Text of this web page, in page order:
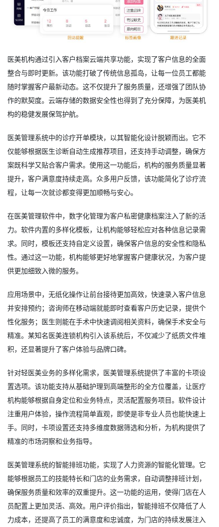
医美机构通过引入客户档案云端共享功能，实现了客户信息的全面
整合与即时更新。该功能打破了传统信息孤岛，让每一位员工都能
随时掌握客户最新动态。这不仅提升了服务质量，还增强了团队协
作的默契度。云端存储的数据安全性也得到了充分保障，为医美机
构的稳健发展保驾护航。
医美管理系统中的诊疗开单模块，以其智能化设计脱颖而出。它不
仅能够根据医生诊断自动生成推荐项目，还支持手动调整，确保方
案既科学又贴合客户需求。使用这一功能后，机构的服务质量显著
提升，客户满意度持续走高。众多用户反馈，该功能简化了诊疗流
程，让每一次就诊都变得更加顺畅与安心。
在医美管理软件中，数字化管理为客户私密健康档案注入了新的活
力。软件内置的多样化模板，让机构能够轻松应对各种信息记录需
求。同时，模板还支持自定义设置，确保客户信息的安全性和隐私
性。通过这一功能，机构能够更好地掌握客户健康状况，为客户提
供更加细致入微的服务。
应用场景中，无纸化操作让前台接待更加高效，快速录入客户信息
并安排预约；咨询师在移动端就能即时查看客户历史记录，提供个
性化服务；医生则能在手术中快速调阅相关资料，确保手术安全与
精准。某知名医美连锁机构引入该系统后，不仅减少了纸质文件堆
积，还显著提升了客户体验与品牌口碑。
针对轻医美业务的多样化需求，医美管理系统提供了丰富的卡项设
置选项。该功能支持从基础护理到高端整形的全方位覆盖，让医疗
机构能够根据自身定位和业务特点，灵活配置服务项目。软件设计
注重用户体验，操作流程简单直观，即使是非专业人员也能快速上
手。同时，卡项设置还支持多维度数据筛选和分析，为机构提供了
精准的市场洞察和业务指导。
医美管理系统的智能排班功能，实现了人力资源的智能化管理。它
能够根据员工的技能特长和门店的业务需求，自动调整排班计划，
确保服务质量和效率的双重提升。这一功能的运用，使得门店在人
员配置上更加灵活、高效。用户评价指出，智能排班不仅降低了人
力成本，还提高了员工的满意度和忠诚度，为门店的持续发展注入